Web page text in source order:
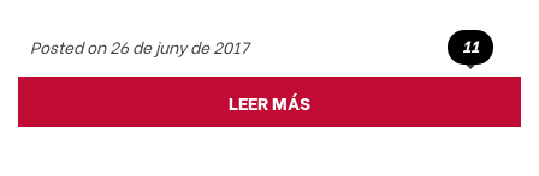
Posted on 26 de juny de 2017 11
LEER MÁS